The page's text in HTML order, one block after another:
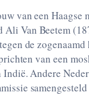
van een Haagse
Ali Van Beetem
de zogenaamd
van een
Andere